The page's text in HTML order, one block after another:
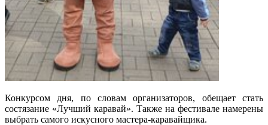
Конкурсом дня, по словам организаторов, обещает стать
состязание «Лучший каравай». Также на фестивале намерены
выбрать самого искусного мастера-каравайщика.